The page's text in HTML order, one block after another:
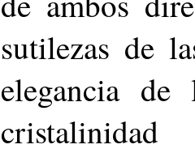
sutilezas de
elegancia